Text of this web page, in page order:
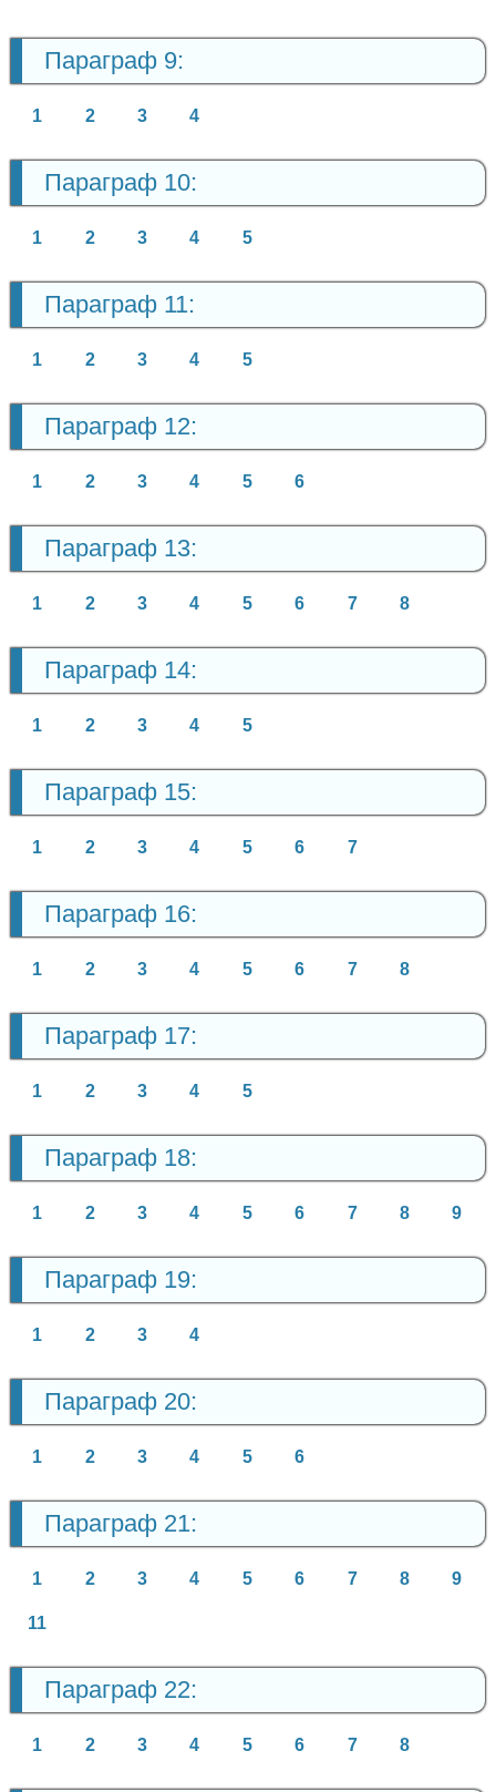
Параграф 9:
1 2 3 4
Параграф 10:
1 2 3 4 5
Параграф 11:
1 2 3 4 5
Параграф 12:
1 2 3 4 5 6
Параграф 13:
1 2 3 4 5 6 7 8
Параграф 14:
1 2 3 4 5
Параграф 15:
1 2 3 4 5 6 7
Параграф 16:
1 2 3 4 5 6 7 8
Параграф 17:
1 2 3 4 5
Параграф 18:
1 2 3 4 5 6 7 8 9
Параграф 19:
1 2 3 4
Параграф 20:
1 2 3 4 5 6
Параграф 21:
1 2 3 4 5 6 7 8 9
11
Параграф 22:
1 2 3 4 5 6 7 8